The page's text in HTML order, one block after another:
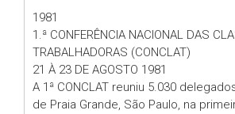
1981
1.ª CONFERÊNCIA NACIONAL DAS
TRABALHADORAS (CONCLAT)
21 À 23 DE AGOSTO 1981
A 1ª CONCLAT reuniu 5.030
de Praia Grande, São Paulo, na